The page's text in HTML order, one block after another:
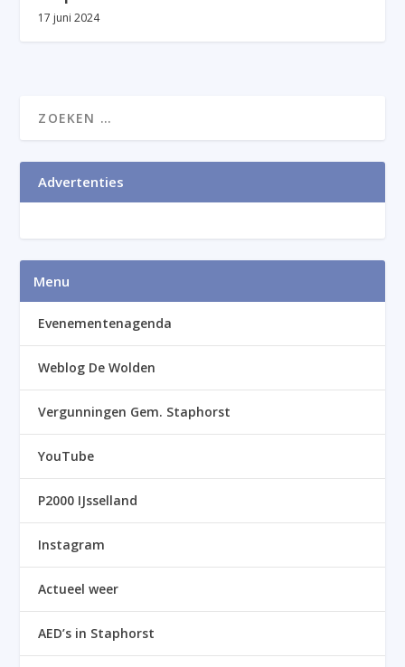
17 juni 2024
Advertenties
Menu
Evenementenagenda
Weblog De Wolden
Vergunningen Gem. Staphorst
YouTube
P2000 IJsselland
Instagram
Actueel weer
AED’s in Staphorst